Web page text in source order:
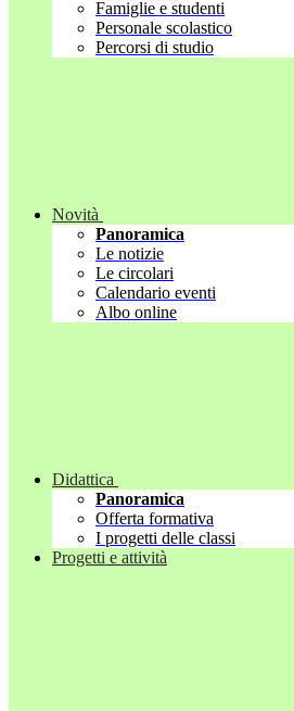
Famiglie e studenti
Personale scolastico
Percorsi di studio
Novità
Panoramica
Le notizie
Le circolari
Calendario eventi
Albo online
Didattica
Panoramica
Offerta formativa
I progetti delle classi
Progetti e attività